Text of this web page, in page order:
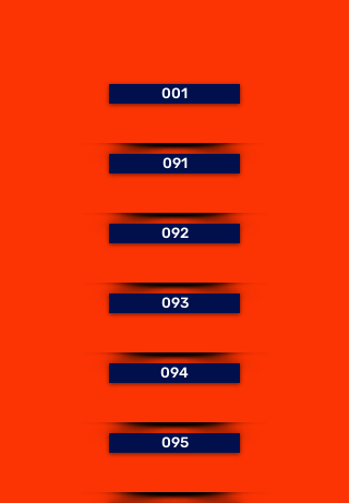
001
091
092
093
094
095